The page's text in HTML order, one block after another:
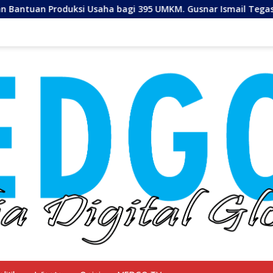
395 UMKM. Gusnar Ismail Tegaskan Bantuan Usaha